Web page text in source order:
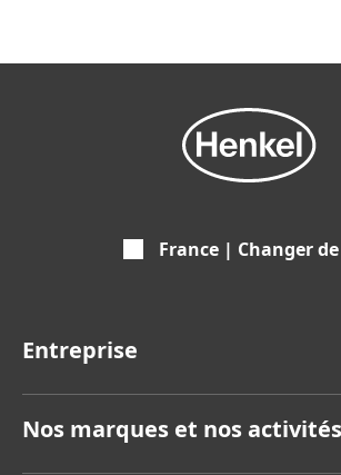
France | Changer
Entreprise
Nos marques et nos activités